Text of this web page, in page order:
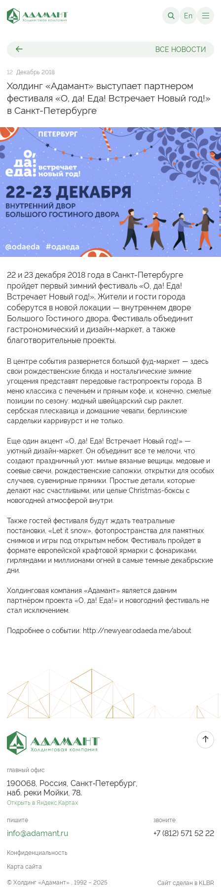
En
ВСЕ НОВОСТИ
Холдинг «Адамант» выступает партнером
фестиваля «О, да! Еда! Встречает Новый год!»
в Санкт-Петербурге
12 Декабрь 2018
22 и 23 декабря 2018 года в Санкт-Петербурге
пройдет первый зимний фестиваль «О, да! Еда!
Встречает Новый год!». Жители и гости города
соберутся в новой локации — внутреннем дворе
Большого Гостиного двора. Фестиваль объединит
гастрономический и дизайн-маркет, а также
благотворительные проекты.
В центре события развернется большой фуд-маркет — здесь
свои рождественские блюда и ностальгические зимние
угощения представят передовые гастропроекты города. В
меню классика с печеньем и пряным кофе, и, конечно, смелые
позиции по сезону: модный швейцарский сыр раклет,
сербская плескавица и домашние чевапи, берлинские
сардельки карривурст и не только.
Еще один акцент «О, да! Еда! Встречает Новый год!» —
уютный дизайн-маркет. Он объединит все те мелочи, что
создают праздничный уют: милые вязаные вещицы, медовые и
соевые свечи, рождественские сапожки, открытки для особых
случаев, сувенирные пряники. Простые детали, которые
делают нас счастливыми, или целые Christmas-боксы с
новогодней атмосферой внутри.
Также гостей фестиваля будут ждать театральные
постановки, «Let it snow», фотопространства для памятных
снимков и игры под открытым небом. Фестиваль пройдет в
формате европейской крафтовой ярмарки с фонариками,
гирляндами и миллионами огней в самые темные декабрьские
дни.
Холдинговая компания «Адамант» является давним
партнёром проекта «О, да! Еда!» и новогодний фестиваль не
стал исключением.
Подробнее о событии: http://newyear.odaeda.me/about
главный офис
190068, Россия, Санкт‑Петербург,
наб. реки Мойки, 78.
Открыть в Яндекс.Картах
пишите
info@adamant.ru
звоните
+7 (812) 571 52 22
Конфиденциальность
Карта сайта
© Холдинг «Адамант» , 1992 – 2025 Сайт сделан в KLBR